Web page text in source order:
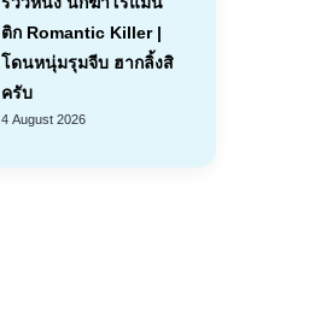
ติก Romantic Killer |
โดนหนุ่มรุมจีบ ฮากลิ้งสิ
ครับ
4 August 2026